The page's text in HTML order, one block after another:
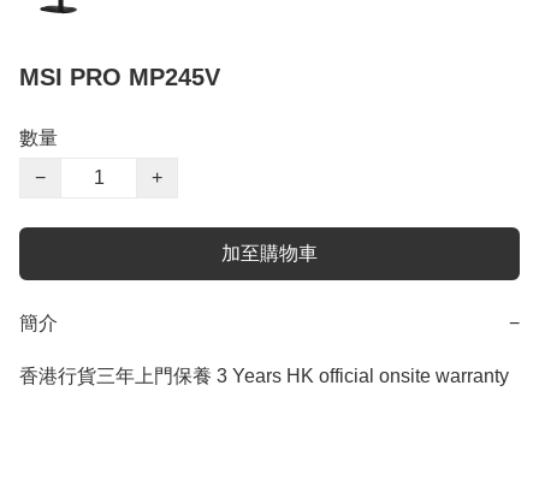
MSI PRO MP245V
數量
−
+
加至購物車
簡介 −
香港行貨三年上門保養 3 Years HK official onsite warranty